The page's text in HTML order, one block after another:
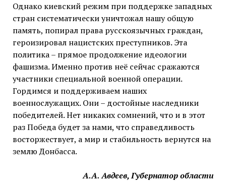
Однако киевский режим при поддержке западных
стран систематически уничтожал нашу общую
память, попирал права русскоязычных граждан,
героизировал нацистских преступников. Эта
политика – прямое продолжение идеологии
фашизма. Именно против неё сейчас сражаются
участники специальной военной операции.
Гордимся и поддерживаем наших
военнослужащих. Они – достойные наследники
победителей. Нет никаких сомнений, что и в этот
раз Победа будет за нами, что справедливость
восторжествует, а мир и стабильность вернутся на
землю Донбасса.
А.А. Авдеев, Губернатор области